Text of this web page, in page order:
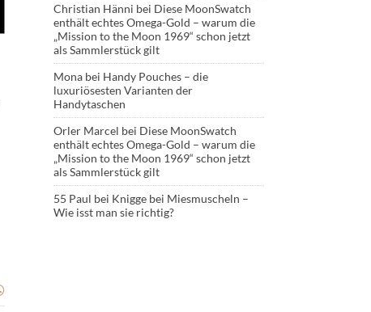
Christian Hänni bei Diese MoonSwatch
enthält echtes Omega-Gold – warum die
„Mission to the Moon 1969“ schon jetzt
als Sammlerstück gilt
Mona bei Handy Pouches – die
luxuriösesten Varianten der
Handytaschen
Orler Marcel bei Diese MoonSwatch
enthält echtes Omega-Gold – warum die
„Mission to the Moon 1969“ schon jetzt
als Sammlerstück gilt
55 Paul bei Knigge bei Miesmuscheln –
Wie isst man sie richtig?